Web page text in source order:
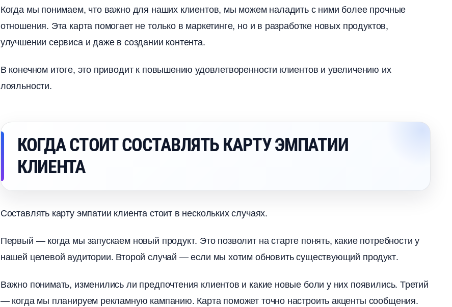
Когда мы понимаем, что важно для наших клиентов, мы можем наладить с ними более прочные
отношения. Эта карта помогает не только в маркетинге, но и в разработке новых продуктов,
улучшении сервиса и даже в создании контента.
конечном итоге, это приводит к повышению удовлетворенности клиентов и увеличению их
лояльности.
КОГДА СТОИТ СОСТАВЛЯТЬ КАРТУ ЭМПАТИИ
КЛИЕНТА
Составлять карту эмпатии клиента стоит в нескольких случаях.
Первый — когда мы запускаем новый продукт. Это позволит на старте понять, какие потребности у
нашей целевой аудитории. Второй случай — если мы хотим обновить существующий продукт.
ажно понимать, изменились ли предпочтения клиентов и какие новые боли у них появились. Третий
— когда мы планируем рекламную кампанию. Карта поможет точно настроить акценты сообщения.